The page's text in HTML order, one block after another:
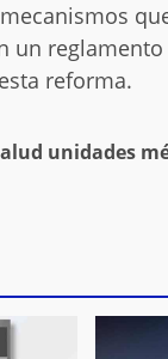
un
reforma.
unidades